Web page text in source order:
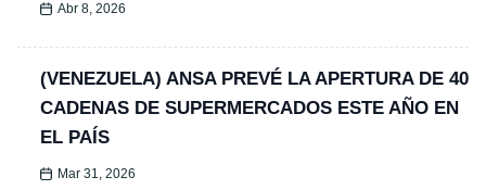
Abr 8, 2026
(VENEZUELA) ANSA PREVÉ LA APERTURA DE 40
CADENAS DE SUPERMERCADOS ESTE AÑO EN
EL PAÍS
Mar 31, 2026